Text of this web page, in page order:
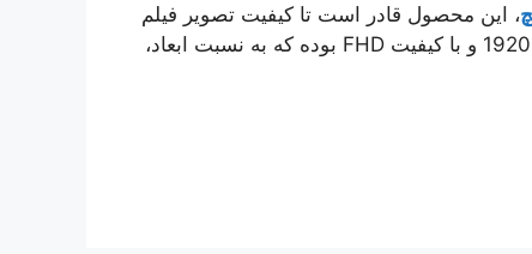
، این محصول قادر است تا کیفیت تصویر فیلم
های قدیمی تر را نیز ارتقاء دهد. رزولوشن تصویر 1080 در 1920 و با کیفیت FHD بوده که به نسبت ابعاد،